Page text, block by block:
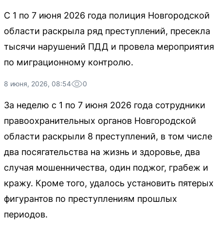
С 1 по 7 июня 2026 года полиция Новгородской
области раскрыла ряд преступлений, пресекла
тысячи нарушений ПДД и провела мероприятия
по миграционному контролю.
8 июня, 2026, 08:54 0
За неделю с 1 по 7 июня 2026 года сотрудники
правоохранительных органов Новгородской
области раскрыли 8 преступлений, в том числе
два посягательства на жизнь и здоровье, два
случая мошенничества, один поджог, грабеж и
кражу. Кроме того, удалось установить пятерых
фигурантов по преступлениям прошлых
периодов.